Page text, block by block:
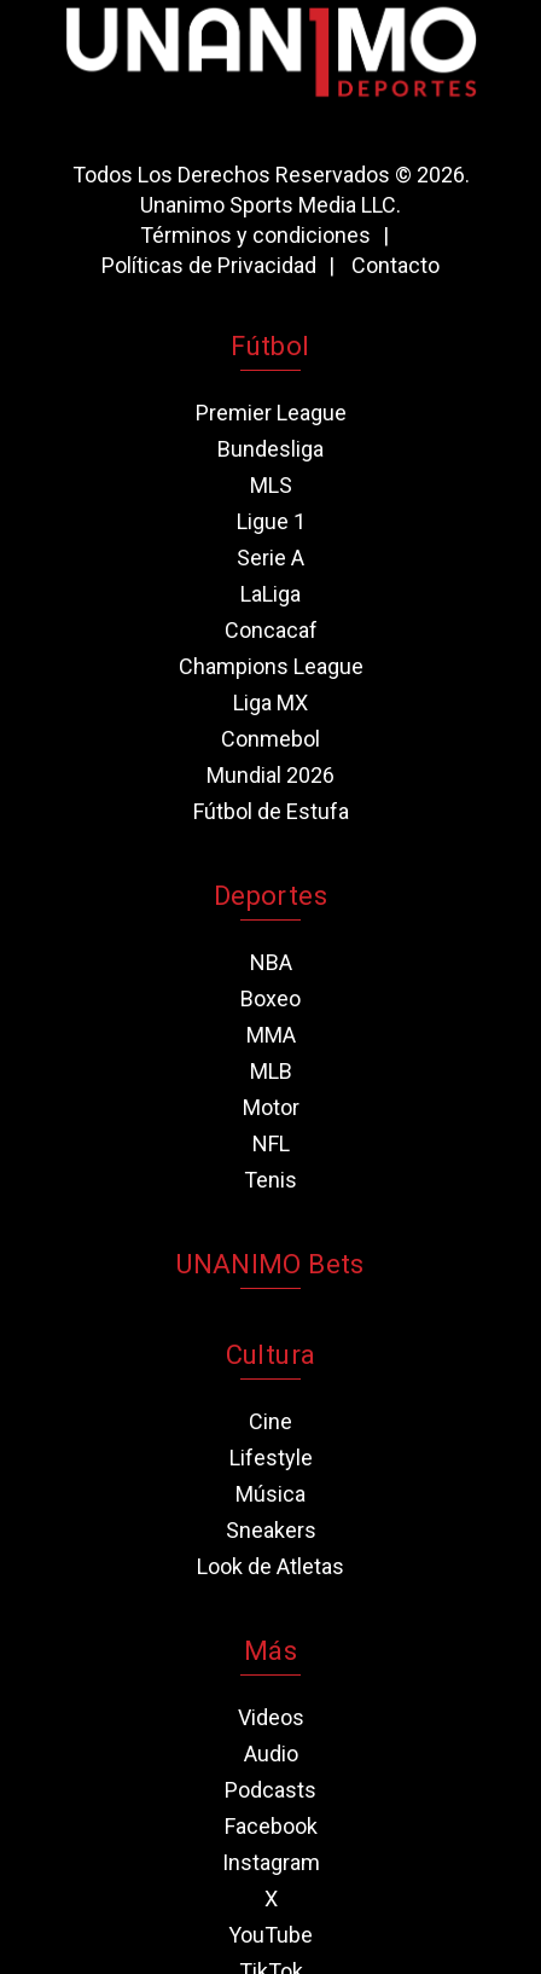
Todos Los Derechos Reservados © 2026.
Unanimo Sports Media LLC.
Términos y condiciones
Políticas de Privacidad
Contacto
Fútbol
Premier League
Bundesliga
MLS
Ligue 1
Serie A
LaLiga
Concacaf
Champions League
Liga MX
Conmebol
Mundial 2026
Fútbol de Estufa
Deportes
NBA
Boxeo
MMA
MLB
Motor
NFL
Tenis
UNANIMO Bets
Cultura
Cine
Lifestyle
Música
Sneakers
Look de Atletas
Más
Videos
Audio
Podcasts
Facebook
Instagram
X
YouTube